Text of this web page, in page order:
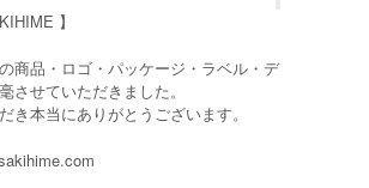
】
商品・ロゴ・パッケージ・ラベル・デ
させていただきました。
き本当にありがとうございます。